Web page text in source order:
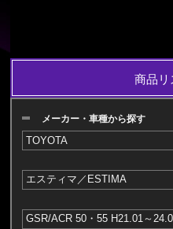
商品リ
メーカー・車種から探す